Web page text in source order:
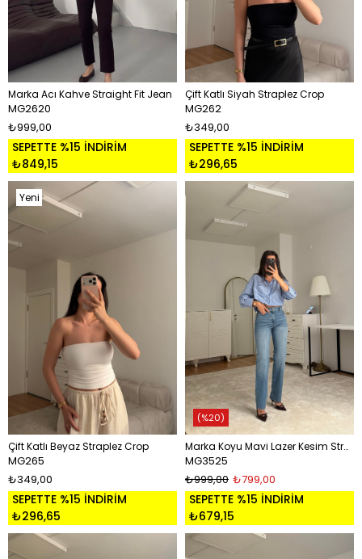
Marka Acı Kahve Straight Fit Jean
MG2620
₺999,00
SEPETTE %15 İNDİRİM
₺849,15
Çift Katlı Siyah Straplez Crop
MG262
₺349,00
SEPETTE %15 İNDİRİM
₺296,65
Çift Katlı Beyaz Straplez Crop
MG265
₺349,00
SEPETTE %15 İNDİRİM
₺296,65
Yeni
Marka Koyu Mavi Lazer Kesim Straight Jean
MG3525
₺799,00
₺999,00
SEPETTE %15 İNDİRİM
₺679,15
%20